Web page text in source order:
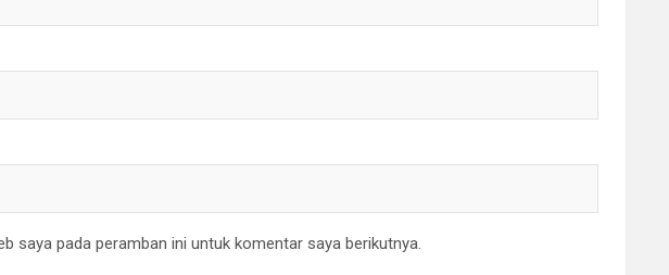
saya pada peramban ini untuk komentar saya berikutnya.